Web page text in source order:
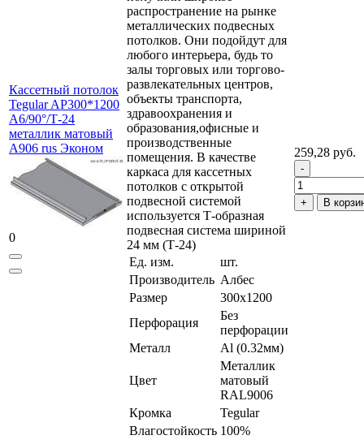
Кассетный потолок
Tegular AP300*1200
A6/90°/Т-24
металлик матовый
А906 rus Эконом
0
распространение на рынке
металлических подвесных
потолков. Они подойдут для
любого интерьера, будь то
залы торговых или торгово-
развлекательных центров,
объекты транспорта,
здравоохранения и
образования,офисные и
производственные
помещения. В качестве
каркаса для кассетных
потолков с открытой
подвесной системой
используется Т-образная
подвесная система шириной
24 мм (Т-24)
Ед. изм.
шт.
Производитель Албес
Размер
300x1200
Перфорация
Без
перфорации
Металл
Al (0.32мм)
Цвет
Металлик
матовый
RAL9006
Кромка
Tegular
Влагостойкость 100%
259,28 руб.
В